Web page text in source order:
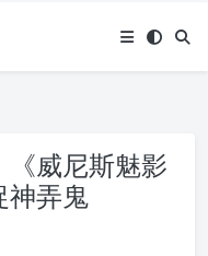
《威尼斯魅影
神弄鬼